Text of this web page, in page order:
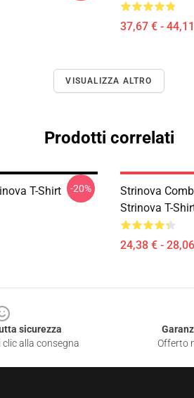
37,67 € -
VISUALIZZA ALTRO
Prodotti correlati
T-Shirt -20%
Strinova
Strinova T-
24,38 € -
sicurezza
alla consegna
Offerto